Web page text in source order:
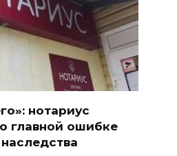
нотариус
главной ошибке